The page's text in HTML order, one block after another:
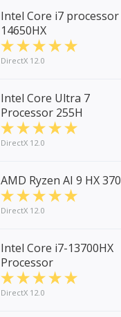
Intel Core i7 processor
14650HX
DirectX 12.0
Intel Core Ultra 7
Processor 255H
DirectX 12.0
AMD Ryzen AI 9 HX 370
DirectX 12.0
Intel Core i7-13700HX
Processor
DirectX 12.0